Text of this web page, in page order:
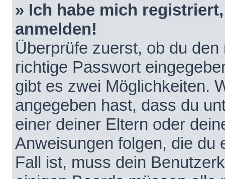
» Ich habe mich
anmelden!
Überprüfe zuerst, ob du
richtige Passwort
gibt es zwei Möglichkeiten.
angegeben hast, dass du
einer deiner Eltern oder
Anweisungen folgen, die du
Fall ist, muss dein